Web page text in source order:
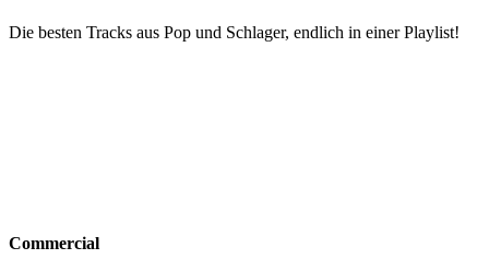
Die besten Tracks aus Pop und Schlager, endlich in einer Playlist!
Commercial